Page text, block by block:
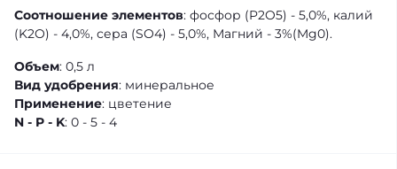
Соотношение элементов: фосфор (P2O5) - 5,0%, калий
(K2O) - 4,0%, сера (SO4) - 5,0%, Магний - 3%(Mg0).
Объем: 0,5 л
Вид удобрения: минеральное
Применение: цветение
N - P - K: 0 - 5 - 4